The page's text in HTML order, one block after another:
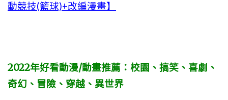
動競技(籃球)+改編漫畫】
2022年好看動漫/動畫推薦：校園、搞笑、喜劇、
奇幻、冒險、穿越、異世界